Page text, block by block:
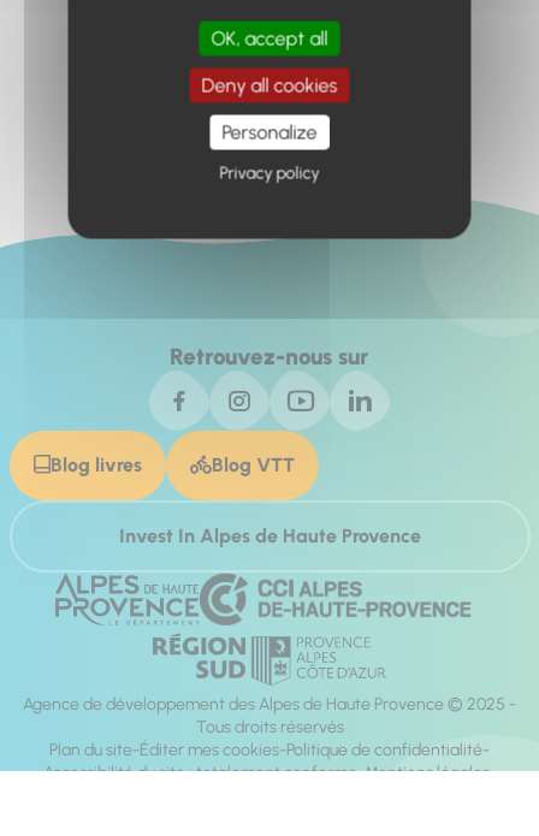
Retour à l'accueil
Retrouvez-nous sur
Blog livres Blog VTT
Invest In Alpes de Haute Provence
Agence de développement des Alpes de Haute Provence © 2025 -
Tous droits réservés
Plan du site Éditer mes cookies Politique de confidentialité
Accessibilité du site : totalement conforme Mentions légales
OK, accept all
Deny all cookies
Personalize
Privacy policy